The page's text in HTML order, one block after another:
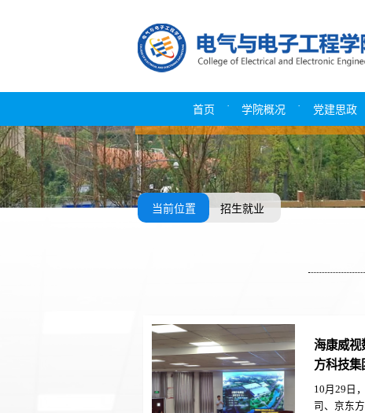
首页 · 学院概况 · 党建思政
当前位置 招生就业
海康威视
方科技集
园招聘会
10月29日
司、京东